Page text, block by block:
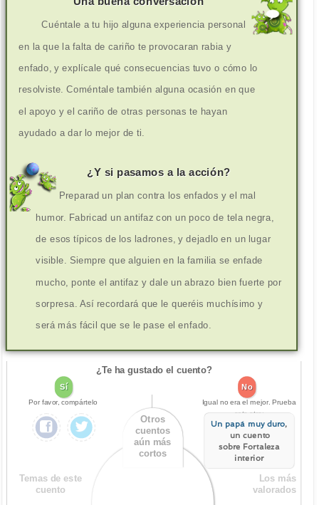
Cuéntale a tu hijo alguna experiencia personal
en la que la falta de cariño te provocaran rabia y
enfado, y explícale qué consecuencias tuvo o cómo lo
resolviste. Coméntale también alguna ocasión en que
el apoyo y el cariño de otras personas te hayan
ayudado a dar lo mejor de ti.
¿Y si pasamos a la acción?
Preparad un plan contra los enfados y el mal
humor. Fabricad un antifaz con un poco de tela negra,
de esos típicos de los ladrones, y dejadlo en un lugar
visible. Siempre que alguien en la familia se enfade
mucho, ponte el antifaz y dale un abrazo bien fuerte por
sorpresa. Así recordará que le queréis muchísimo y
será más fácil que se le pase el enfado.
¿Te ha gustado el cuento?
Sí
Por favor, compártelo
No
Igual no era el mejor. Prueba
este otro:
Un papá muy duro,
un cuento
sobre Fortaleza
interior
Temas de este
cuento
Otros
cuentos
aún más
cortos
Los más
valorados